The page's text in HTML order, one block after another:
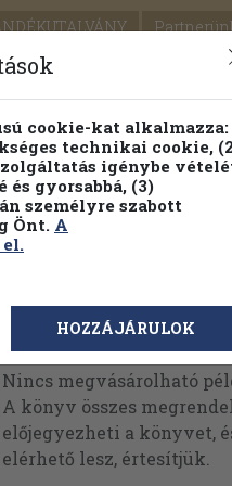
SEGÍTSÉG
FENNTARTHATÓ
Témaköri fa
Megvásárolható
Nincs megvásárolható
A könyv összes
előjegyezheti a könyvet,
elérhető lesz, értesítjük.
cookie-kat alkalmazza:
technikai cookie,
igénybe
és gyorsabbá, (3)
személyre szabott
Önt. A
HOZZÁJÁRULOK